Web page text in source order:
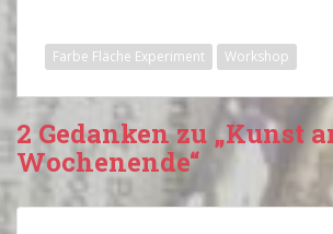
Farbe Fläche Experiment Workshop
2 Gedanken zu „Kunst
Wochenende“